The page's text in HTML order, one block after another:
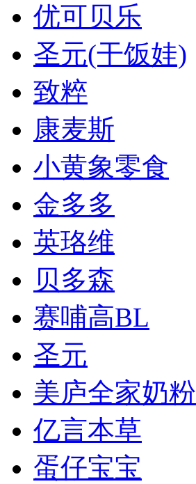
优可贝乐
圣元(干饭娃)
致粹
康麦斯
小黄象零食
金多多
英珞维
贝多森
赛哺高BL
圣元
美庐全家奶粉
亿言本草
蛋仔宝宝